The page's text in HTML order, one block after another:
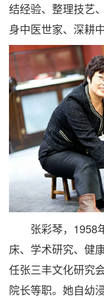
结经验、整理技艺
身中医世家、深耕
张彩琴，1958年
床、学术研究、健
任张三丰文化研究
院长等职。她自幼